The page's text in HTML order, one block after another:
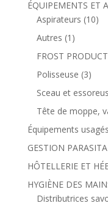
ÉQUIPEMENTS ET
Aspirateurs (10)
Autres (1)
FROST
Polisseuse (3)
Sceau et
Tête de moppe,
Équipements usagés
GESTION
HÔTELLERIE ET
HYGIÈNE DES
Distributrices